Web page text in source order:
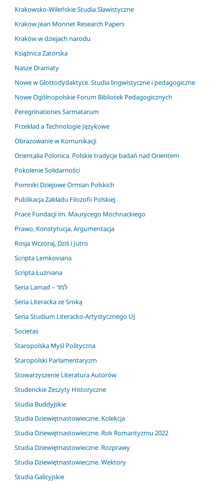
Krakowsko-Wileńskie Studia Slawistyczne
Krakow Jean Monnet Research Papers
Kraków w dziejach narodu
Książnica Zatorska
Nasze Dramaty
Nowe w Glottodydaktyce. Studia lingwistyczne i pedagogiczne
Nowe Ogólnopolskie Forum Bibliotek Pedagogicznych
Peregrinationes Sarmatarum
Przekład a Technologie Językowe
Obrazowanie w Komunikacji
Orientalia Polonica. Polskie tradycje badań nad Orientem
Pokolenie Solidarności
Pomniki Dziejowe Ormian Polskich
Publikacja Zakładu Filozofii Polskiej
Prace Fundacji im. Maurycego Mochnackiego
Prawo, Konstytucja, Argumentacja
Rosja Wczoraj, Dziś i Jutro
Scripta Lemkoviana
Scripta Łużniana
Seria Lamad – למד
Seria Literacka ze Sroką
Seria Studium Literacko-Artystycznego UJ
Societas
Staropolska Myśl Polityczna
Staropolski Parlamentaryzm
Stowarzyszenie Literatura Autorów
Studenckie Zeszyty Historyczne
Studia Buddyjskie
Studia Dziewiętnastowieczne. Kolekcja
Studia Dziewiętnastowieczne. Rok Romantyzmu 2022
Studia Dziewiętnastowieczne. Rozprawy
Studia Dziewiętnastowieczne. Wektory
Studia Galicyjskie